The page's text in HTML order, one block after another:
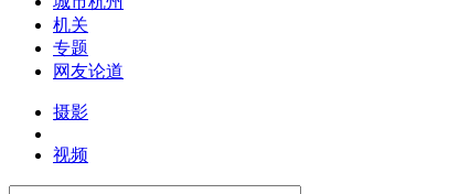
机关
专题
网友论道
摄影
视频